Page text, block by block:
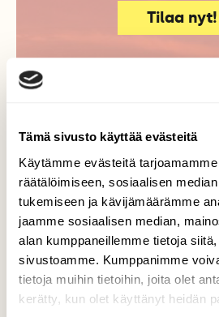
Tämä sivusto käyttää evästeitä
Käytämme evästeitä
räätälöimiseen, sosiaalisen
tukemiseen ja kävijämäärämme
jaamme sosiaalisen median,
alan kumppaneillemme tietoja
sivustoamme. Kumppanimme
tietoja muihin tietoihin, joita olet
kerätty, kun olet käyttänyt heidän
Tilaa nyt!
Lisää aiheesta